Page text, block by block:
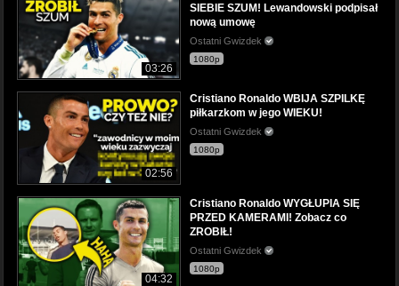
03:26
SIEBIE SZUM! Lewandowski podpisał
nową umowę
Ostatni Gwizdek
1080p
02:56
Cristiano Ronaldo WBIJA SZPILKĘ
piłkarzkom w jego WIEKU!
Ostatni Gwizdek
1080p
04:32
Cristiano Ronaldo WYGŁUPIA SIĘ
PRZED KAMERAMI! Zobacz co
ZROBIŁ!
Ostatni Gwizdek
1080p